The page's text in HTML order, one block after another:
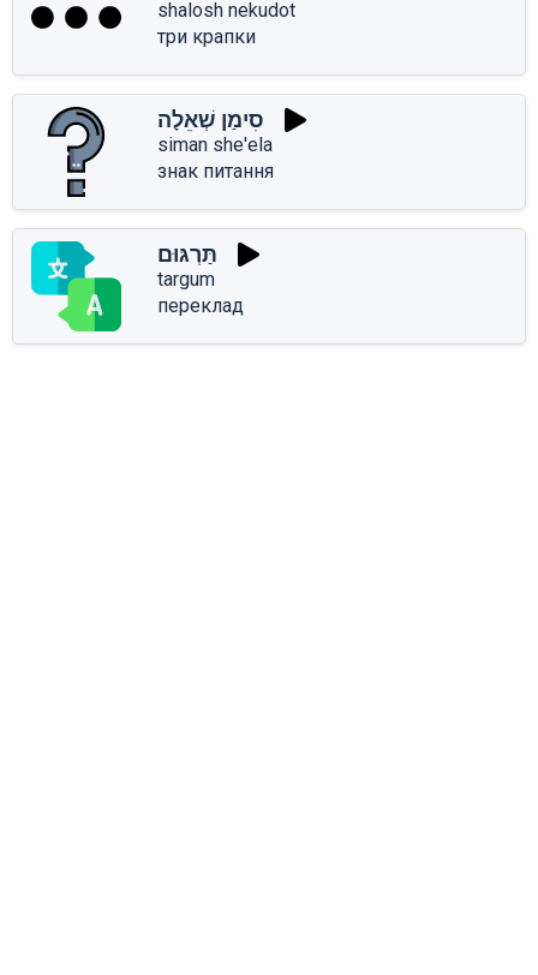
shalosh nekudot
три крапки
סִימַן שְׁאֵלָה
siman she'ela
знак питання
תַּרְגּוּם
targum
переклад